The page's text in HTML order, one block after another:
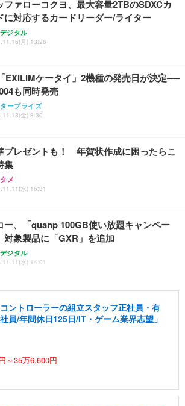
ファローコクヨ、最大容量2TBのSDXCカ
に対応するカードリーダー/ライター
ジタル
月) 13:26
EXILIMケータイ」2機種の発売日が決定──
も同時発売
ープライズ
金) 8:30
プレゼントも！ 年賀状作成に困ったらこ
集
メ
水) 16:31
ー、「quanp 100GB使い放題キャンペー
対象製品に「GXR」を追加
ジタル
水) 14:01
ントローラーの組立スタッフ正社員・有
員/年間休日125日/IT・ゲーム業界志望」
～35万6,600円